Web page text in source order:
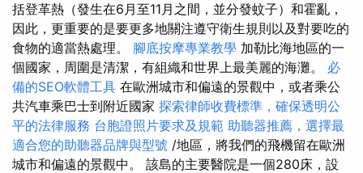
括登革熱（發生在6月至11月之間，並分發蚊子）和霍亂，
因此，更重要的是要更多地關注遵守衛生規則以及對要吃的
食物的適當熱處理。 腳底按摩專業教學 加勒比海地區的一
個國家，周圍是清潔，有組織和世界上最美麗的海灘。 必
備的SEO軟體工具 在歐洲城市和偏遠的景觀中，或者乘公
共汽車乘巴士到附近國家 探索律師收費標準，確保透明公
平的法律服務 台胞證照片要求及規範 助聽器推薦，選擇最
適合您的助聽器品牌與型號 /地區，將我們的飛機留在歐洲
城市和偏遠的景觀中。 該島的主要醫院是一個280床，設